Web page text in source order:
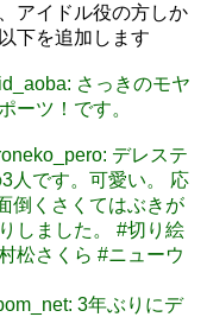
アイドル役の方しか
下を追加します
さっきのモヤ
ーツ！です。
デレステ
人です。可愛い。 応
倒くさくてはぶきが
しました。 #切り絵
松さくら #ニューウ
3年ぶりにデ